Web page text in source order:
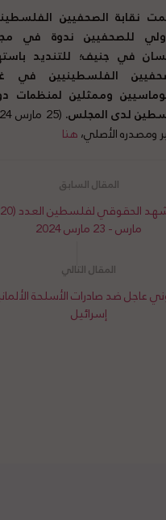
نقابة الصحفيين
للصحفيين ندوة في
في جنيف؛ للتنديد
الفلسطينيين في
وممثلين لمنظمات
لدى المجلس.
ومصدره الأصلي،هنا
مارس - 23 مارس 2024
عاجل ضد صادرات الأسلحة
إسرائيل